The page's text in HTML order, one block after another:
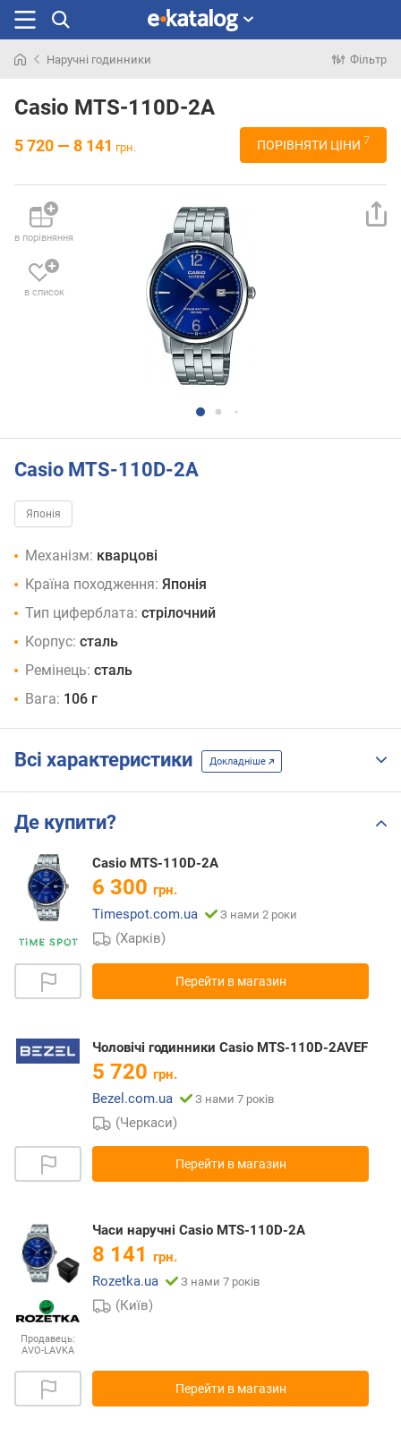
раніше
Наручні годинники Фільтр
Casio MTS-110D-2A
5 720 — 8 141 грн. ПОРІВНЯТИ ЦІНИ 7
в порівняння
в список
Casio MTS-110D-2A
Японія
Механізм: кварцові
Країна походження: Японія
Тип циферблата: стрілочний
Корпус: сталь
Ремінець: сталь
Вага: 106 г
Всі характеристики Докладніше
Де купити?
Casio MTS-110D-2A
6 300 грн.
Timespot.com.ua
З нами 2 роки
(Харків)
Перейти в магазин
Чоловічі годинники Casio MTS-110D-2AVEF
5 720 грн.
Bezel.com.ua
З нами 7 років
(Черкаси)
Перейти в магазин
Продавець:
AVO-LAVKA
Часи наручні Casio MTS-110D-2A
8 141 грн.
Rozetka.ua
З нами 7 років
(Київ)
Перейти в магазин